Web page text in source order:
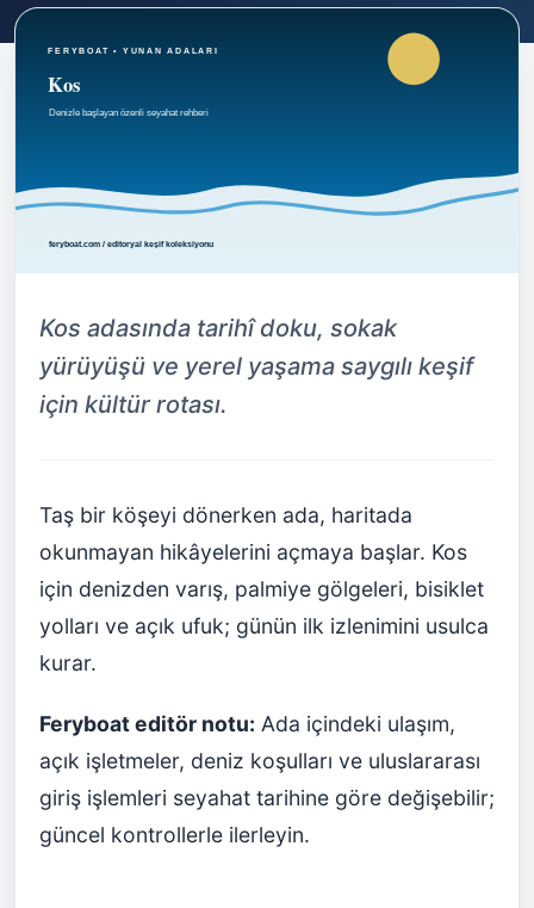
Kos adasında tarihî doku, sokak
yürüyüşü ve yerel yaşama saygılı keşif
için kültür rotası.
Taş bir köşeyi dönerken ada, haritada
okunmayan hikâyelerini açmaya başlar. Kos
için denizden varış, palmiye gölgeleri, bisiklet
yolları ve açık ufuk; günün ilk izlenimini usulca
kurar.
Feryboat editör notu: Ada içindeki ulaşım,
açık işletmeler, deniz koşulları ve uluslararası
giriş işlemleri seyahat tarihine göre değişebilir;
güncel kontrollerle ilerleyin.